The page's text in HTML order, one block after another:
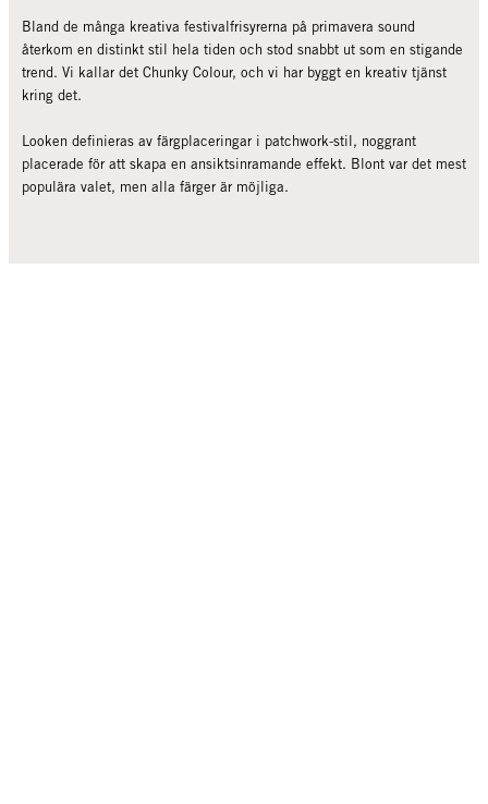
Bland de många kreativa festivalfrisyrerna på primavera sound
återkom en distinkt stil hela tiden och stod snabbt ut som en stigande
trend. Vi kallar det Chunky Colour, och vi har byggt en kreativ tjänst
kring det.
Looken definieras av färgplaceringar i patchwork-stil, noggrant
placerade för att skapa en ansiktsinramande effekt. Blont var det mest
populära valet, men alla färger är möjliga.